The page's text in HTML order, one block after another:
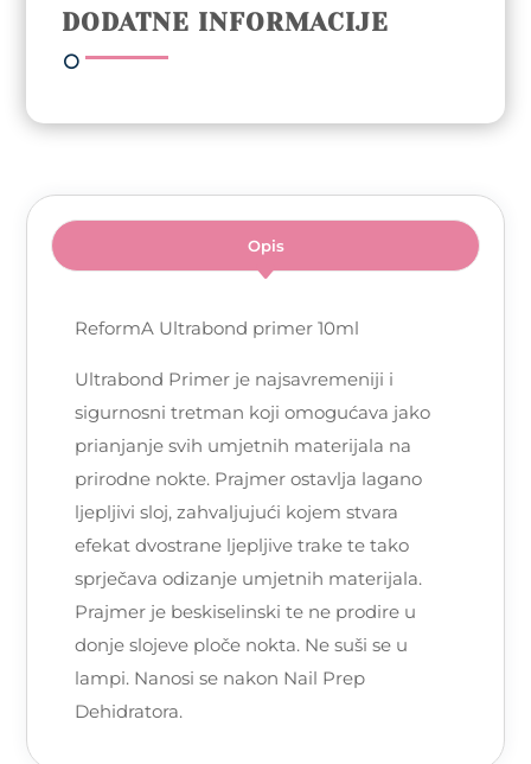
DODATNE INFORMACIJE
Opis
ReformA Ultrabond primer 10ml
Ultrabond Primer je najsavremeniji i
sigurnosni tretman koji omogućava jako
prianjanje svih umjetnih materijala na
prirodne nokte. Prajmer ostavlja lagano
ljepljivi sloj, zahvaljujući kojem stvara
efekat dvostrane ljepljive trake te tako
sprječava odizanje umjetnih materijala.
Prajmer je beskiselinski te ne prodire u
donje slojeve ploče nokta. Ne suši se u
lampi. Nanosi se nakon Nail Prep
Dehidratora.